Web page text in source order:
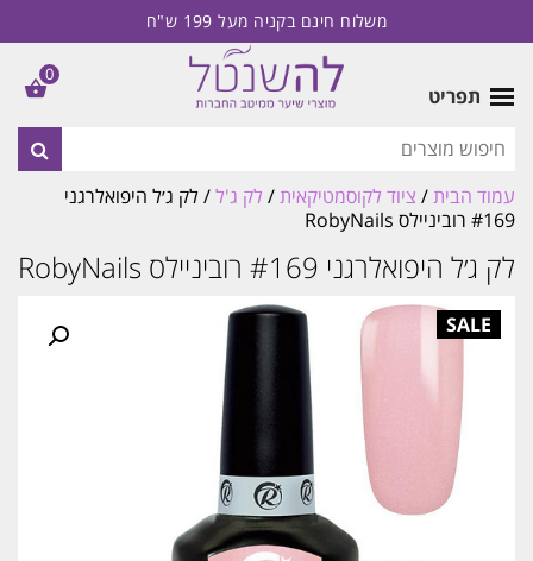
משלוח חינם בקניה מעל 199 ש"ח
תפריט
עמוד הבית/ ציוד לקוסמטיקאית/ לק ג'ל/ לק ג׳ל היפואלרגני
#169 רוביניילס RobyNails
לק ג׳ל היפואלרגני #169 רוביניילס RobyNails
0